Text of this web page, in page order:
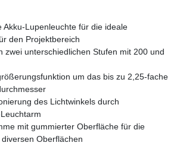
Akku-Lupenleuchte für die ideale
den Projektbereich
zwei unterschiedlichen Stufen mit 200 und
um das bis zu 2,25-fache
des Lichtwinkels durch
mit gummierter Oberfläche für die
Oberflächen